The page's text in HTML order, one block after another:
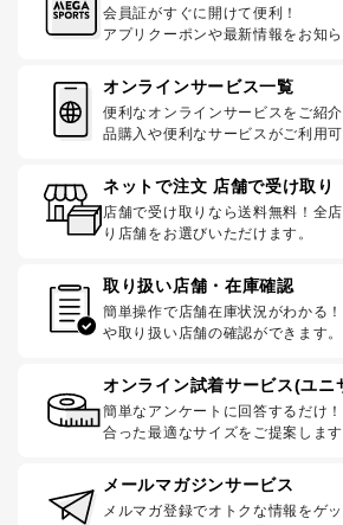
会員証がすぐに開けて便利！
アプリクーポンや最新情報をお知ら
オンラインサービス一覧
便利なオンラインサービスをご紹
品購入や便利なサービスがご利用可
ネットで注文 店舗で受け取り
店舗で受け取りなら送料無料！全
り店舗をお選びいただけます。
取り扱い店舗・在庫確認
簡単操作で店舗在庫状況がわかる
や取り扱い店舗の確認ができます。
オンライン試着サービス(ユニ
簡単なアンケートに回答するだけ
合った最適なサイズをご提案します
メールマガジンサービス
メルマガ登録でオトクな情報をゲ